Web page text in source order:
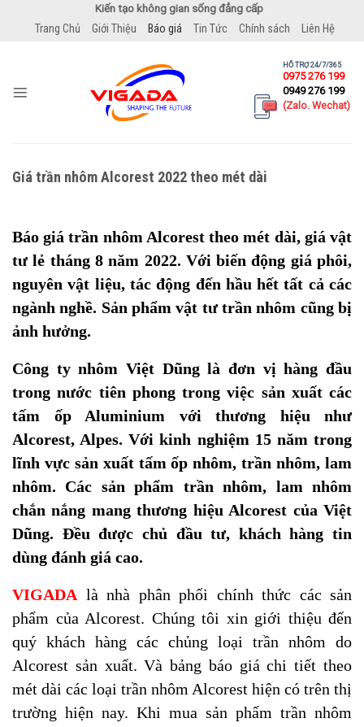
Kiến tạo không gian sống đẳng cấp
Trang Chủ Giới Thiệu Báo giá Tin Tức Chính sách Liên Hệ
HỖ TRỢ 24/7/365
0975 276 199
0949 276 199
(Zalo. Wechat)
Giá trần nhôm Alcorest 2022 theo mét dài
Báo giá trần nhôm Alcorest theo mét dài, giá vật
tư lẻ tháng 8 năm 2022. Với biến động giá phôi,
nguyên vật liệu, tác động đến hầu hết tất cả các
ngành nghề. Sản phẩm vật tư trần nhôm cũng bị
ảnh hưởng.
Công ty nhôm Việt Dũng là đơn vị hàng đầu
trong nước tiên phong trong việc sản xuất các
tấm ốp Aluminium với thương hiệu như
Alcorest, Alpes. Với kinh nghiệm 15 năm trong
lĩnh vực sản xuất tấm ốp nhôm, trần nhôm, lam
nhôm. Các sản phẩm trần nhôm, lam nhôm
chắn nắng mang thương hiệu Alcorest của Việt
Dũng. Đều được chủ đầu tư, khách hàng tin
dùng đánh giá cao.
VIGADA là nhà phân phối chính thức các sản
phẩm của Alcorest. Chúng tôi xin giới thiệu đến
quý khách hàng các chủng loại trần nhôm do
Alcorest sản xuất. Và bảng báo giá chi tiết theo
mét dài các loại trần nhôm Alcorest hiện có trên thị
trường hiện nay. Khi mua sản phẩm trần nhôm